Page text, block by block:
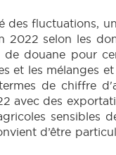
des fluctuations,
2022 selon les
douane pour
et les mélanges
de chiffre
avec des
sensibles
d’être